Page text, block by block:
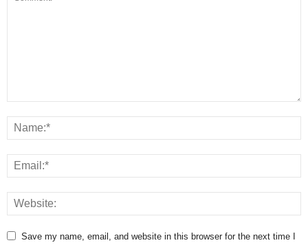
Save my name, email, and website in this browser for the next time I